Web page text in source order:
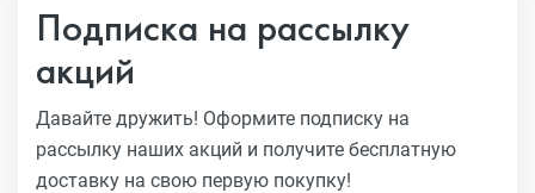
Подписка на рассылку
акций
Давайте дружить! Оформите подписку на
рассылку наших акций и получите бесплатную
доставку на свою первую покупку!